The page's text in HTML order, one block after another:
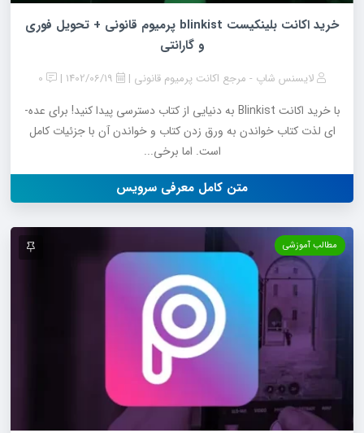
خرید اکانت بلینکیست blinkist پرمیوم قانونی + تحویل فوری
و گارانتی
لایسنس شاپ - مرجع اکانت پرمیوم قانونی
با خرید اکانت Blinkist به دنیایی از کتاب دسترسی پیدا کنید! برای عده­
ای لذت کتاب خواندن به ورق زدن کتاب و خواندن آن با جزئیات کامل
است. اما برخی...
متن کامل معرفی سرویس
مطالب آموزشی